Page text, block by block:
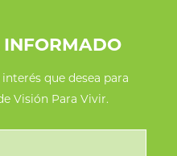
INFORMADO
que desea para
Visión Para Vivir.